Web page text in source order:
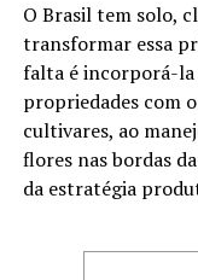
O Brasil tem solo,
transformar essa
falta é incorporá-la
propriedades com
cultivares, ao
flores nas bordas
da estratégia